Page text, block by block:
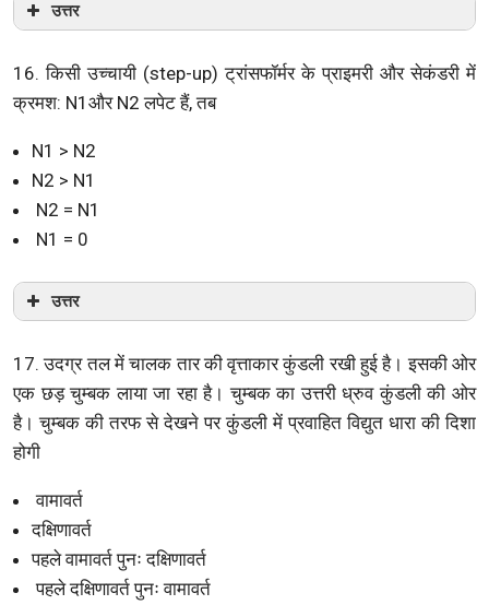
उत्तर
16. किसी उच्चायी (step-up) ट्रांसफॉर्मर के प्राइमरी और सेकंडरी में
क्रमश: N1और N2 लपेट हैं, तब
N1 > N2
N2 > N1
N2 = N1
N1 = 0
उत्तर
17. उदग्र तल में चालक तार की वृत्ताकार कुंडली रखी हुई है। इसकी ओर
एक छड़ चुम्बक लाया जा रहा है। चुम्बक का उत्तरी ध्रुव कुंडली की ओर
है। चुम्बक की तरफ से देखने पर कुंडली में प्रवाहित विद्युत धारा की दिशा
होगी
वामावर्त
दक्षिणावर्त
पहले वामावर्त पुनः दक्षिणावर्त
पहले दक्षिणावर्त पुनः वामावर्त